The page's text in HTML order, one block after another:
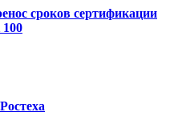
сроков сертификации